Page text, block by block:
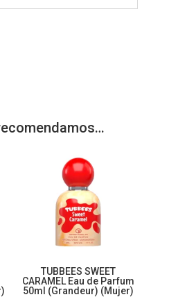
TUBBEES SWEET
CARAMEL Eau de Parfum
50ml (Grandeur) (Mujer)